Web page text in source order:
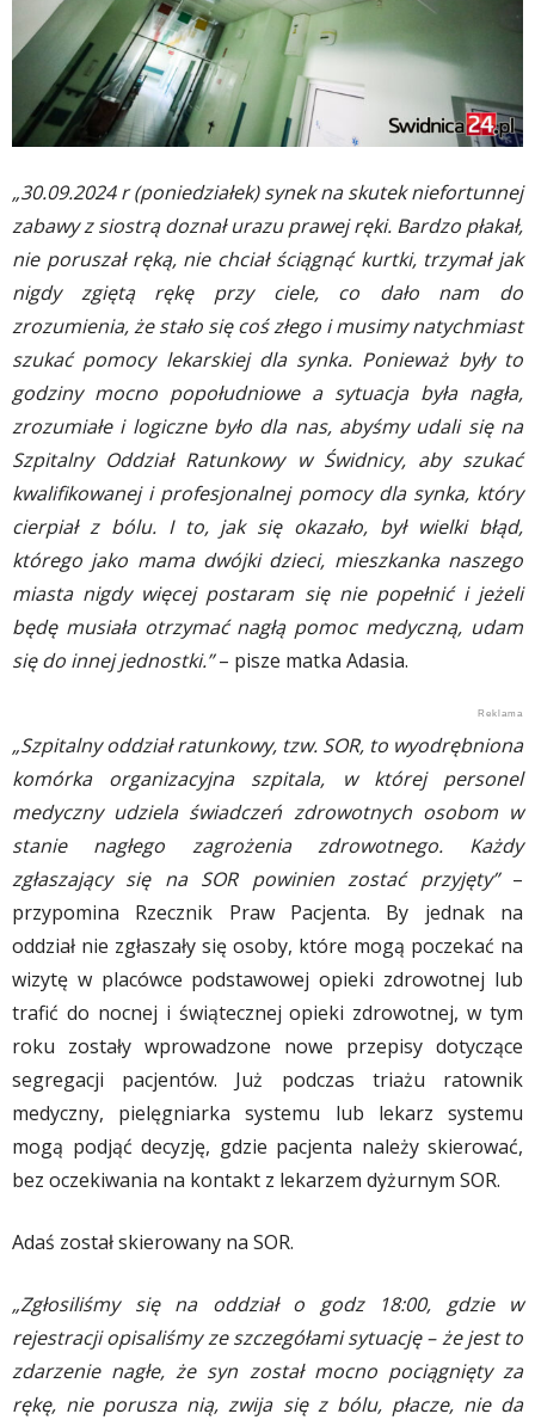
„30.09.2024 r (poniedziałek) synek na skutek niefortunnej
zabawy z siostrą doznał urazu prawej ręki. Bardzo płakał,
nie poruszał ręką, nie chciał ściągnąć kurtki, trzymał jak
nigdy zgiętą rękę przy ciele, co dało nam do
zrozumienia, że stało się coś złego i musimy natychmiast
szukać pomocy lekarskiej dla synka. Ponieważ były to
godziny mocno popołudniowe a sytuacja była nagła,
zrozumiałe i logiczne było dla nas, abyśmy udali się na
Szpitalny Oddział Ratunkowy w Świdnicy, aby szukać
kwalifikowanej i profesjonalnej pomocy dla synka, który
cierpiał z bólu. I to, jak się okazało, był wielki błąd,
którego jako mama dwójki dzieci, mieszkanka naszego
miasta nigdy więcej postaram się nie popełnić i jeżeli
będę musiała otrzymać nagłą pomoc medyczną, udam
się do innej jednostki.”– pisze matka Adasia.
„Szpitalny oddział ratunkowy, tzw. SOR, to wyodrębniona
komórka organizacyjna szpitala, w której personel
medyczny udziela świadczeń zdrowotnych osobom w
stanie nagłego zagrożenia zdrowotnego. Każdy
zgłaszający się na SOR powinien zostać przyjęty”–
przypomina Rzecznik Praw Pacjenta. By jednak na
oddział nie zgłaszały się osoby, które mogą poczekać na
wizytę w placówce podstawowej opieki zdrowotnej lub
trafić do nocnej i świątecznej opieki zdrowotnej, w tym
roku zostały wprowadzone nowe przepisy dotyczące
segregacji pacjentów. Już podczas triażu ratownik
medyczny, pielęgniarka systemu lub lekarz systemu
mogą podjąć decyzję, gdzie pacjenta należy skierować,
bez oczekiwania na kontakt z lekarzem dyżurnym SOR.
Adaś został skierowany na SOR.
„Zgłosiliśmy się na oddział o godz 18:00, gdzie w
rejestracji opisaliśmy ze szczegółami sytuację – że jest to
zdarzenie nagłe, że syn został mocno pociągnięty za
rękę, nie porusza nią, zwija się z bólu, płacze, nie da